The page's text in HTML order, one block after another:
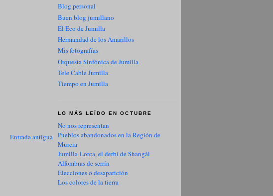
Entrada antigua
Blog personal
Buen blog jumillano
El Eco de Jumilla
Hermandad de los Amarillos
Mis fotografías
Orquesta Sinfónica de Jumilla
Tele Cable Jumilla
Tiempo en Jumilla
LO MÁS LEÍDO EN OCTUBRE
No nos representan
Pueblos abandonados en la Región de
Murcia
Jumilla-Lorca, el derbi de Shangái
Alfombras de serrín
Elecciones o desaparición
Los colores de la tierra